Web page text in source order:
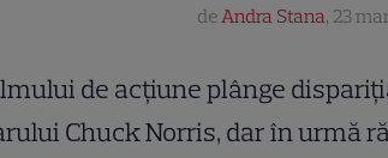
deAndra Stana, 23
de acțiune plânge
Chuck Norris, dar în urmă